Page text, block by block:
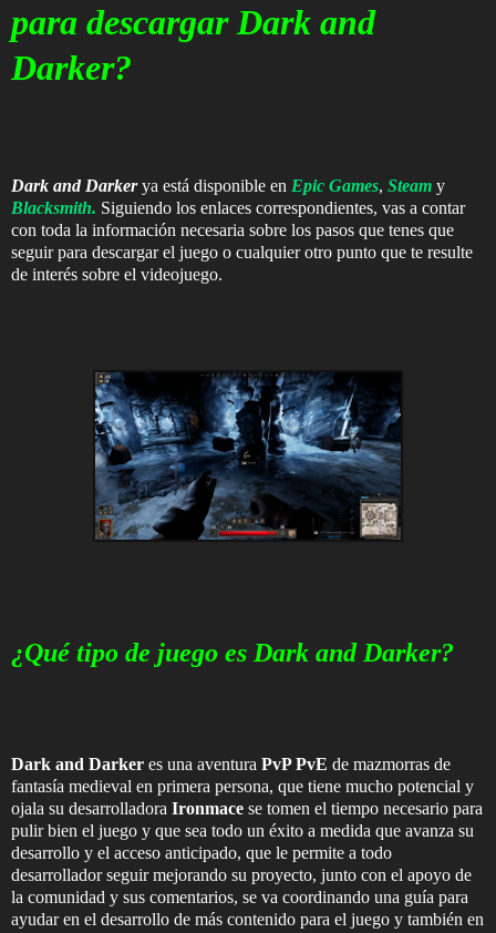
para descargar Dark and
Darker?
Dark and Darkerya está disponible en Epic Games, Steam y
Blacksmith. Siguiendo los enlaces correspondientes, vas a contar
con toda la información necesaria sobre los pasos que tenes que
seguir para descargar el juego o cualquier otro punto que te resulte
de interés sobre el videojuego.
¿Qué tipo de juego es Dark and Darker?
Dark and Darker es una aventura PvP PvE de mazmorras de
fantasía medieval en primera persona, que tiene mucho potencial y
ojala su desarrolladora Ironmace se tomen el tiempo necesario para
pulir bien el juego y que sea todo un éxito a medida que avanza su
desarrollo y el acceso anticipado, que le permite a todo
desarrollador seguir mejorando su proyecto, junto con el apoyo de
la comunidad y sus comentarios, se va coordinando una guía para
ayudar en el desarrollo de más contenido para el juego y también en